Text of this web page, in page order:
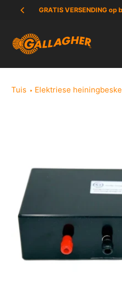
Slaan
inhoud
GRATIS VERSENDING
Tuis Elektriese